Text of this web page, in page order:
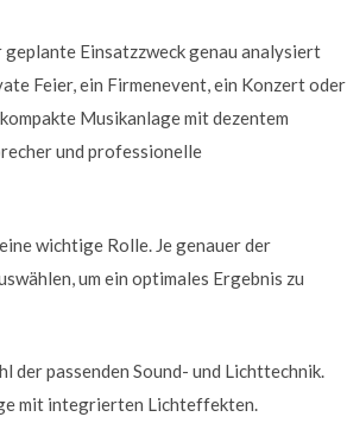
Einsatzzweck genau analysiert
Feier, ein Firmenevent, ein Konzert oder
Musikanlage mit dezentem
und professionelle
wichtige Rolle. Je genauer der
um ein optimales Ergebnis zu
der passenden Sound- und Lichttechnik.
mit integrierten Lichteffekten.